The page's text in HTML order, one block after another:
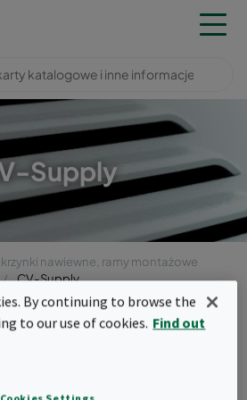
Supply
nawiewne, ramy montażowe
CV-Supply
to kluczowe
By continuing to browse the
to our use of cookies. Find out